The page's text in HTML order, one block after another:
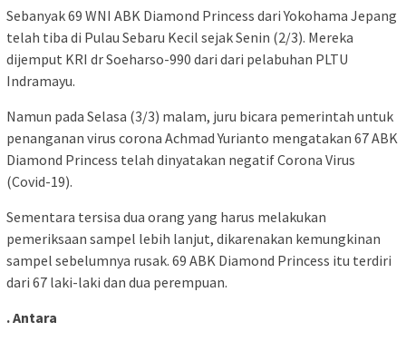
Sebanyak 69 WNI ABK Diamond Princess dari Yokohama Jepang
telah tiba di Pulau Sebaru Kecil sejak Senin (2/3). Mereka
dijemput KRI dr Soeharso-990 dari dari pelabuhan PLTU
Indramayu.
Namun pada Selasa (3/3) malam, juru bicara pemerintah untuk
penanganan virus corona Achmad Yurianto mengatakan 67 ABK
Diamond Princess telah dinyatakan negatif Corona Virus
(Covid-19).
Sementara tersisa dua orang yang harus melakukan
pemeriksaan sampel lebih lanjut, dikarenakan kemungkinan
sampel sebelumnya rusak. 69 ABK Diamond Princess itu terdiri
dari 67 laki-laki dan dua perempuan.
. Antara